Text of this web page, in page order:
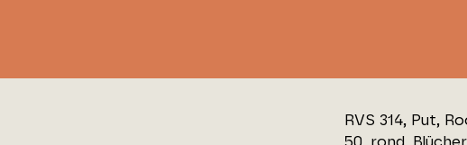
RVS 314, Put,
50, rond,